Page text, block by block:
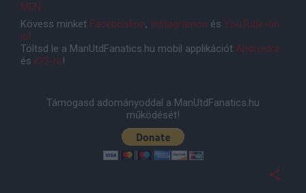
MEN
Kövess minket Facebookon, Instagramon és YouTube-on
is!
Töltsd le a ManUtdFanatics.hu mobil applikációt Androidra
és iOS-re!
Támogasd adományoddal a ManUtdFanatics.hu
működését!